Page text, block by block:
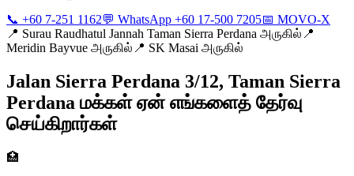
📞 +60 7-251 1162💬 WhatsApp +60 17-500 7205📅 MOVO-X
📍 Surau Raudhatul Jannah Taman Sierra Perdana அருகில் 📍
Meridin Bayvue அருகில் 📍 SK Masai அருகில்
Jalan Sierra Perdana 3/12, Taman Sierra
Perdana மக்கள் ஏன் எங்களைத் தேர்வு
செய்கிறார்கள்
🏥